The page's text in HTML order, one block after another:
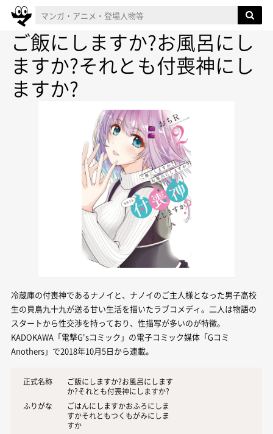
ご飯にしますか?お風呂にし
ますか?それとも付喪神にし
ますか?
冷蔵庫の付喪神であるナノイと、ナノイのご主人様となった男子高校
生の貝鳥九十九が送る甘い生活を描いたラブコメディ。二人は物語の
スタートから性交渉を持っており、性描写が多いのが特徴。
KADOKAWA「電撃G'sコミック」の電子コミック媒体「Gコミ
Anothers」で2018年10月5日から連載。
正式名称
ご飯にしますか?お風呂にします
か?それとも付喪神にしますか?
ふりがな
ごはんにしますかおふろにしま
すかそれともつくもがみにしま
すか